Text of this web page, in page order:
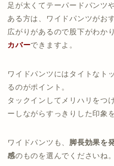
足が太くてテーパードパンツ
ある方は、ワイドパンツがお
広がりがあるので股下がわか
カバーできますよ。
ワイドパンツにはタイトなト
るのがポイント。
タックインしてメリハリをつ
ーしながらすっきりした印象
ワイドパンツも、 脚長効果を
感のものを選んでくださいね。